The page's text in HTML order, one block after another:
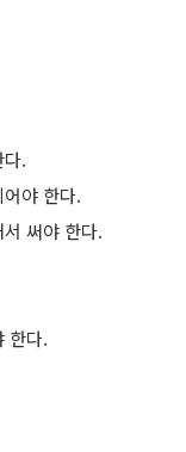
.
야 한다.
써야 한다.
한다.